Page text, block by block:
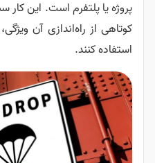
پروژه یا پلتفرم است. این
کوتاهی از راه‌اندازی آن
استفاده کنند.